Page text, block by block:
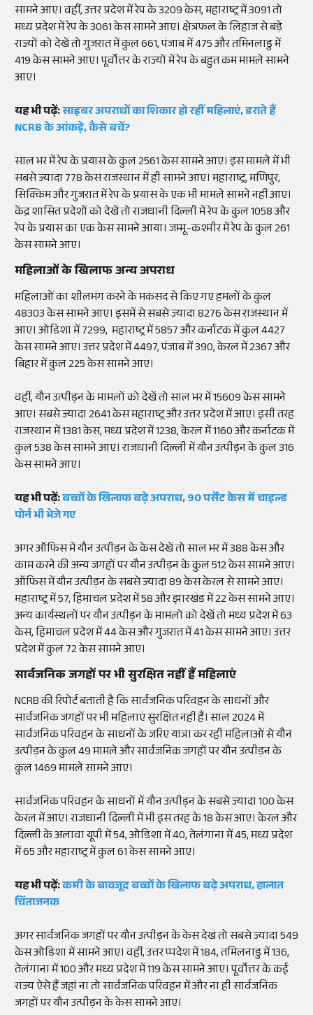
सामने आए। वहीं, उत्तर प्रदेश में रेप के 3209 केस, महाराष्ट्र में 3091 तो
मध्य प्रदेश में रेप के 3061 केस सामने आए। क्षेत्रफल के लिहाज से बड़े
राज्यों को देखें तो गुजरात में कुल 661, पंजाब में 475 और तमिनलाडु में
419 केस सामने आए। पूर्वोत्तर के राज्यों में रेप के बहुत कम मामले सामने
आए।
यह भी पढ़ें:साइबर अपराधों का शिकार हो रहीं महिलाएं, डराते हैं
NCRB के आंकड़े, कैसे बचें?
साल भर में रेप के प्रयास के कुल 2561 केस सामने आए। इस मामले में भी
सबसे ज्यादा 778 केस राजस्थान में ही सामने आए। महाराष्ट्र, मणिपुर,
सिक्किम और गुजरात में रेप के प्रयास के एक भी मामले सामने नहीं आए।
केंद्र शासित प्रदेशों को देखें तो राजधानी दिल्ली में रेप के कुल 1058 और
रेप के प्रयास का एक केस सामने आया। जम्मू-कश्मीर में रेप के कुल 261
केस सामने आए।
महिलाओं के खिलाफ अन्य अपराध
महिलाओं का शीलभंग करने के मकसद से किए गए हमलों के कुल
48303 केस सामने आए। इसमें से सबसे ज्यादा 8276 केस राजस्थान में
आए। ओडिशा में 7299, महाराष्ट्र में 5857 और कर्नाटक में कुल 4427
केस सामने आए। उत्तर प्रदेश में 4497, पंजाब में 390, केरल में 2367 और
बिहार में कुल 225 केस सामने आए।
वहीं, यौन उत्पीड़न के मामलों को देखें तो साल भर में 15609 केस सामने
आए। सबसे ज्यादा 2641 केस महाराष्ट्र और उत्तर प्रदेश में आए। इसी तरह
राजस्थान में 1381 केस, मध्य प्रदेश में 1238, केरल में 1160 और कर्नाटक में
कुल 538 केस सामने आए। राजधानी दिल्ली में यौन उत्पीड़न के कुल 316
केस सामने आए।
यह भी पढ़ें:बच्चों के खिलाफ बढ़े अपराध, 90 पर्सेंट केस में चाइल्ड
पोर्न भी भेजे गए
अगर ऑफिस में यौन उत्पीड़न के केस देखें तो साल भर में 388 केस और
काम करने की अन्य जगहों पर यौन उत्पीड़न के कुल 512 केस सामने आए।
ऑफिस में यौन उत्पीड़न के सबसे ज्यादा 89 केस केरल से सामने आए।
महाराष्ट्र में 57, हिमाचल प्रदेश में 58 और झारखंड में 22 केस सामने आए।
अन्य कार्यस्थलों पर यौन उत्पीड़न के मामलों को देखें तो मध्य प्रदेश में 63
केस, हिमाचल प्रदेश में 44 केस और गुजरात में 41 केस सामने आए। उत्तर
प्रदेश में कुल 72 केस सामने आए।
सार्वजनिक जगहों पर भी सुरक्षित नहीं हैं महिलाएं
NCRB की रिपोर्ट बताती है कि सार्वजनिक परिवहन के साधनों और
सार्वजनिक जगहों पर भी महिलाएं सुरक्षित नहीं हैं। साल 2024 में
सार्वजनिक परिवहन के साधनों के जरिए यात्रा कर रही महिलाओं से यौन
उत्पीड़न के कुल 49 मामले और सार्वजनिक जगहों पर यौन उत्पीड़न के
कुल 1469 मामले सामने आए।
सार्वजनिक परिवहन के साधनों में यौन उत्पीड़न के सबसे ज्यादा 100 केस
केरल में आए। राजधानी दिल्ली में भी इस तरह के 18 केस आए। केरल और
दिल्ली के अलावा यूपी में 54, ओडिशा में 40, तेलंगाना में 45, मध्य प्रदेश
में 65 और महाराष्ट्र में कुल 61 केस सामने आए।
यह भी पढ़ें:कमी के बावजूद बच्चों के खिलाफ बढ़े अपराध, हालात
चिंताजनक
अगर सार्वजनिक जगहों पर यौन उत्पीड़न के केस देखं तो सबसे ज्यादा 549
केस ओडिशा में सामने आए। वहीं, उत्तर प्पदेश में 184, तमिलनाडु में 136,
तेलंगाना में 100 और मध्य प्रदेश में 119 केस सामने आए। पूर्वोत्तर के कई
राज्य ऐसे हैं जहां ना तो सार्वजनिक परिवहन में और ना ही सार्वजनिक
जगहों पर यौन उत्पीड़न के केस सामने आए।